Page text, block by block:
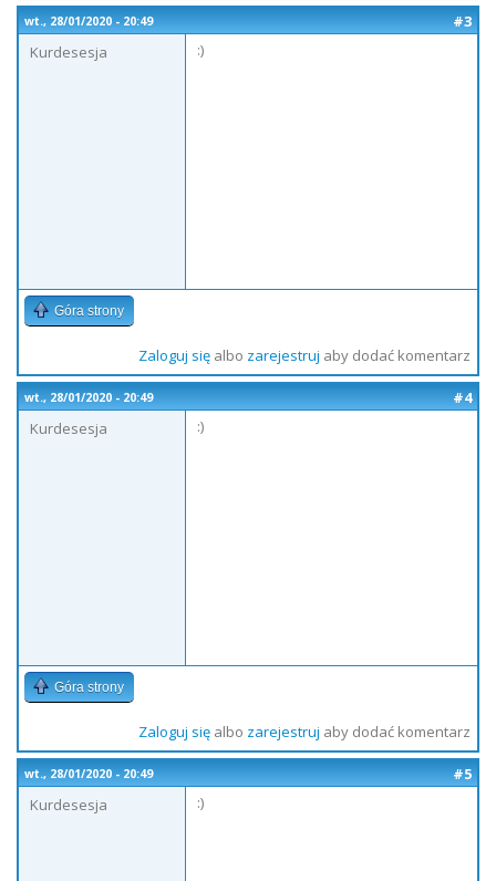
wt., 28/01/2020 - 20:49
#3
Kurdesesja
:)
Góra strony
Zaloguj sięalbo zarejestruj aby dodać komentarz
wt., 28/01/2020 - 20:49
#4
Kurdesesja
:)
Góra strony
Zaloguj sięalbo zarejestruj aby dodać komentarz
wt., 28/01/2020 - 20:49
#5
Kurdesesja
:)